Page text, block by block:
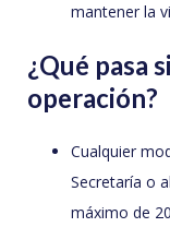
mantener la
¿Qué pasa
operación?
Cualquier
Secretaría o
máximo de